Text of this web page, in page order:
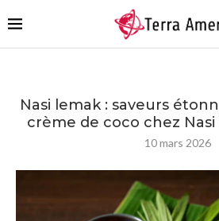
Nasi lemak : saveurs
crème de coco chez
10 mars 2026